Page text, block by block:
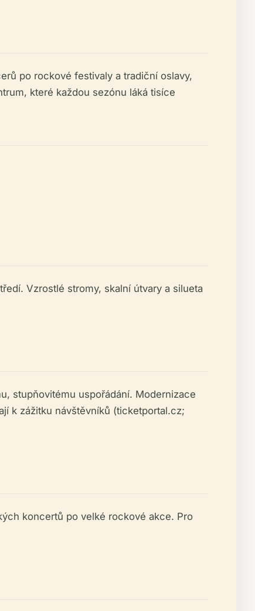
po rockové festivaly a tradiční oslavy,
které každou sezónu láká tisíce
Vzrostlé stromy, skalní útvary a silueta
stupňovitému uspořádání. Modernizace
k zážitku návštěvníků (ticketportal.cz;
koncertů po velké rockové akce. Pro